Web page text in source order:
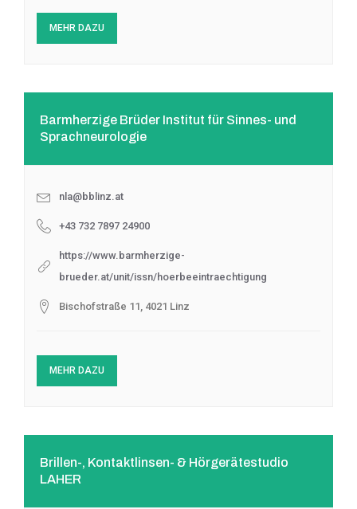
MEHR DAZU
Barmherzige Brüder Institut für Sinnes- und
Sprachneurologie
nla@bblinz.at
+43 732 7897 24900
https://www.barmherzige-
brueder.at/unit/issn/hoerbeeintraechtigung
Bischofstraße 11, 4021 Linz
MEHR DAZU
Brillen-, Kontaktlinsen- & Hörgerätestudio
LAHER